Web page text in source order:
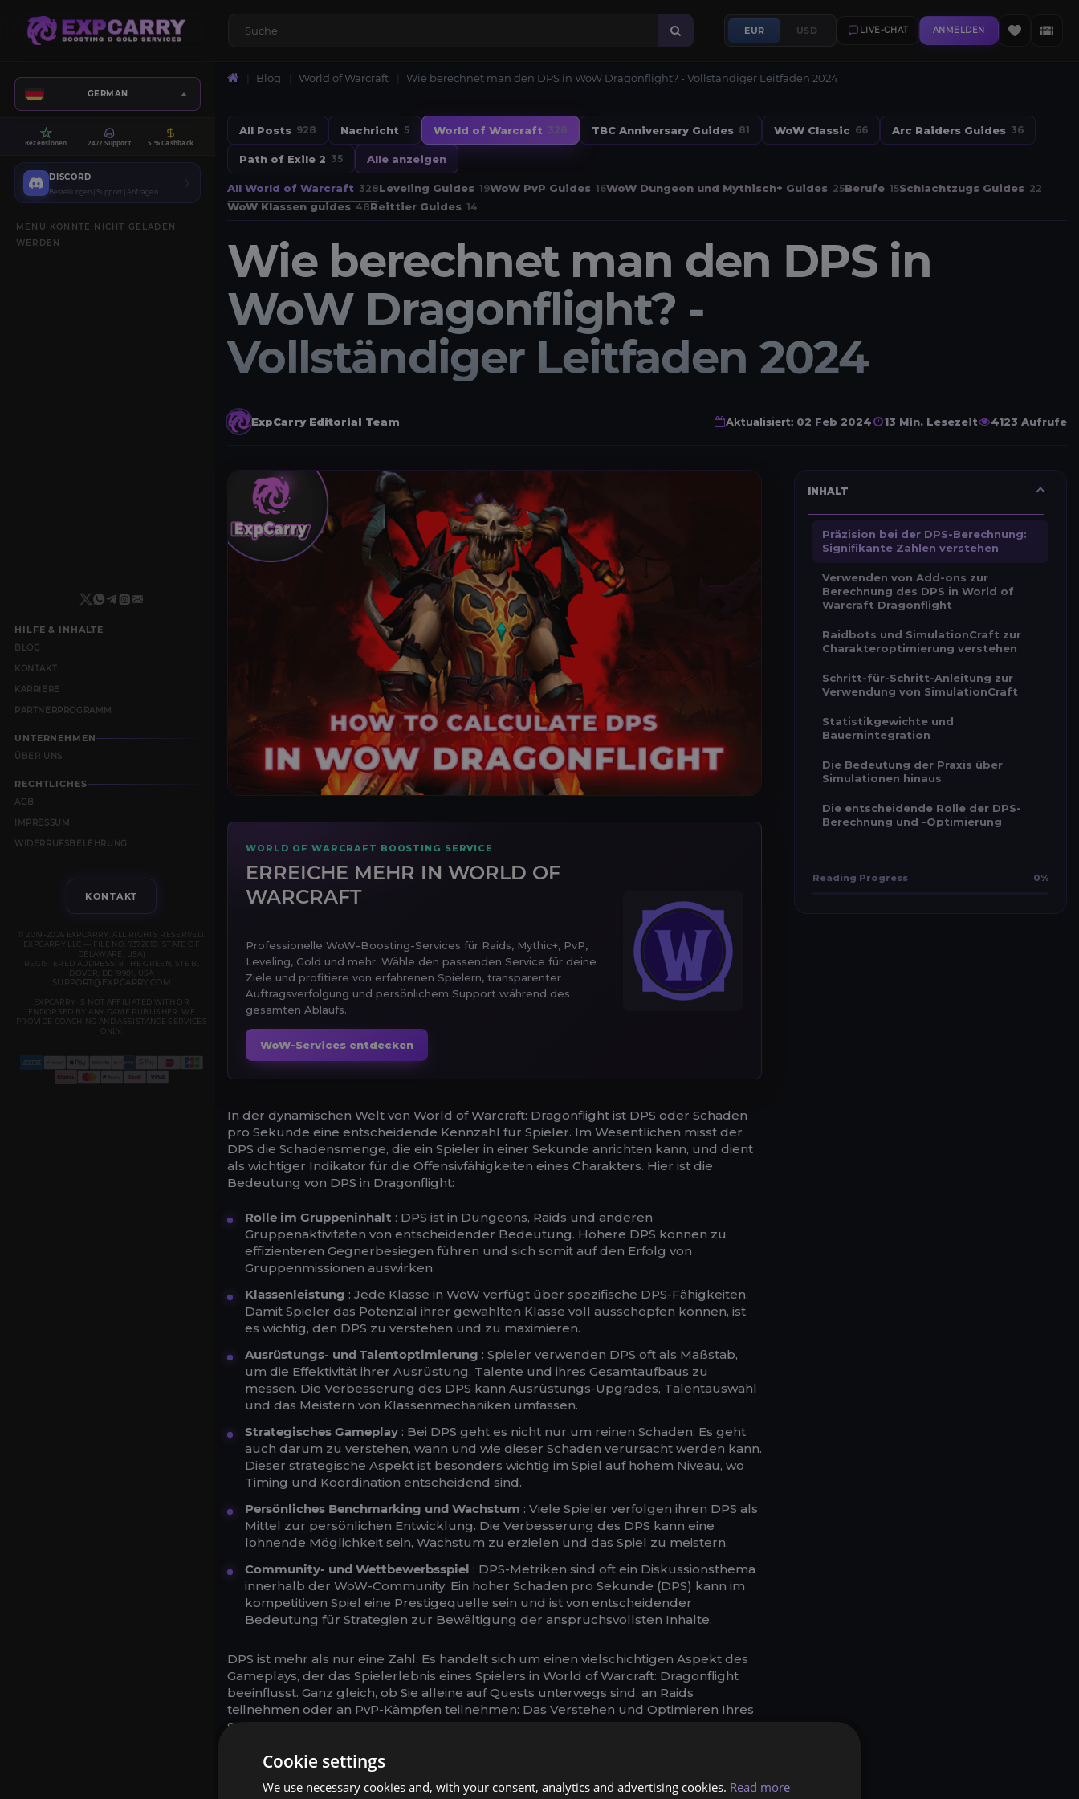
EUR USD LIVE-CHAT ANMELDEN
GERMAN
Rezensionen 24/7 Support 5 % Cashback
DISCORD
Bestellungen | Support | Anfragen
MENU KONNTE NICHT GELADEN
WERDEN
HILFE & INHALTE
BLOG
KONTAKT
KARRIERE
PARTNERPROGRAMM
UNTERNEHMEN
ÜBER UNS
RECHTLICHES
AGB
IMPRESSUM
WIDERRUFSBELEHRUNG
KONTAKT
© 2019–2026 EXPCARRY. ALL RIGHTS RESERVED.
EXPCARRY LLC — FILE NO. 7372610 (STATE OF
DELAWARE, USA)
REGISTERED ADDRESS: 8 THE GREEN, STE B,
DOVER, DE 19901, USA
SUPPORT@EXPCARRY.COM
EXPCARRY IS NOT AFFILIATED WITH OR
ENDORSED BY ANY GAME PUBLISHER. WE
PROVIDE COACHING AND ASSISTANCE SERVICES
ONLY.
Blog World of Warcraft Wie berechnet man den DPS in WoW Dragonflight? - Vollständiger Leitfaden 2024
All Posts 928 Nachricht 5 World of Warcraft 328 TBC Anniversary Guides 81 WoW Classic 66 Arc Raiders Guides 36
Path of Exile 2 35 Alle anzeigen
All World of Warcraft 328Leveling Guides 19WoW PvP Guides 16WoW Dungeon und Mythisch+ Guides 25Berufe 15Schlachtzugs Guides 22
WoW Klassen guides 48Reittier Guides 14
Wie berechnet man den DPS in
WoW Dragonflight? -
Vollständiger Leitfaden 2024
ExpCarry Editorial Team Aktualisiert: 02 Feb 2024 13 Min. Lesezeit 4123 Aufrufe
WORLD OF WARCRAFT BOOSTING SERVICE
ERREICHE MEHR IN WORLD OF
WARCRAFT
Professionelle WoW-Boosting-Services für Raids, Mythic+, PvP,
Leveling, Gold und mehr. Wähle den passenden Service für deine
Ziele und profitiere von erfahrenen Spielern, transparenter
Auftragsverfolgung und persönlichem Support während des
gesamten Ablaufs.
WoW-Services entdecken
In der dynamischen Welt von World of Warcraft: Dragonflight ist DPS oder Schaden
pro Sekunde eine entscheidende Kennzahl für Spieler. Im Wesentlichen misst der
DPS die Schadensmenge, die ein Spieler in einer Sekunde anrichten kann, und dient
als wichtiger Indikator für die Offensivfähigkeiten eines Charakters. Hier ist die
Bedeutung von DPS in Dragonflight:
Rolle im Gruppeninhalt : DPS ist in Dungeons, Raids und anderen
Gruppenaktivitäten von entscheidender Bedeutung. Höhere DPS können zu
effizienteren Gegnerbesiegen führen und sich somit auf den Erfolg von
Gruppenmissionen auswirken.
Klassenleistung : Jede Klasse in WoW verfügt über spezifische DPS-Fähigkeiten.
Damit Spieler das Potenzial ihrer gewählten Klasse voll ausschöpfen können, ist
es wichtig, den DPS zu verstehen und zu maximieren.
Ausrüstungs- und Talentoptimierung : Spieler verwenden DPS oft als Maßstab,
um die Effektivität ihrer Ausrüstung, Talente und ihres Gesamtaufbaus zu
messen. Die Verbesserung des DPS kann Ausrüstungs-Upgrades, Talentauswahl
und das Meistern von Klassenmechaniken umfassen.
Strategisches Gameplay : Bei DPS geht es nicht nur um reinen Schaden; Es geht
auch darum zu verstehen, wann und wie dieser Schaden verursacht werden kann.
Dieser strategische Aspekt ist besonders wichtig im Spiel auf hohem Niveau, wo
Timing und Koordination entscheidend sind.
Persönliches Benchmarking und Wachstum : Viele Spieler verfolgen ihren DPS als
Mittel zur persönlichen Entwicklung. Die Verbesserung des DPS kann eine
lohnende Möglichkeit sein, Wachstum zu erzielen und das Spiel zu meistern.
Community- und Wettbewerbsspiel : DPS-Metriken sind oft ein Diskussionsthema
innerhalb der WoW-Community. Ein hoher Schaden pro Sekunde (DPS) kann im
kompetitiven Spiel eine Prestigequelle sein und ist von entscheidender
Bedeutung für Strategien zur Bewältigung der anspruchsvollsten Inhalte.
DPS ist mehr als nur eine Zahl; Es handelt sich um einen vielschichtigen Aspekt des
Gameplays, der das Spielerlebnis eines Spielers in World of Warcraft: Dragonflight
beeinflusst. Ganz gleich, ob Sie alleine auf Quests unterwegs sind, an Raids
teilnehmen oder an PvP-Kämpfen teilnehmen: Das Verstehen und Optimieren Ihres
Schadens pro Sekunde ist der Schlüssel zum Erfolg sowohl des Einzelnen als auch
INHALT
Präzision bei der DPS-Berechnung:
Signifikante Zahlen verstehen
Verwenden von Add-ons zur
Berechnung des DPS in World of
Warcraft Dragonflight
Raidbots und SimulationCraft zur
Charakteroptimierung verstehen
Schritt-für-Schritt-Anleitung zur
Verwendung von SimulationCraft
Statistikgewichte und
Bauernintegration
Die Bedeutung der Praxis über
Simulationen hinaus
Die entscheidende Rolle der DPS-
Berechnung und -Optimierung
Reading Progress 0%
Cookie settings
We use necessary cookies and, with your consent, analytics and advertising cookies. Read more